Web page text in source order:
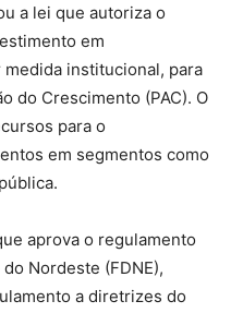
a lei que autoriza o
em
institucional, para
do Crescimento (PAC). O
para o
em segmentos como
aprova o regulamento
Nordeste (FDNE),
a diretrizes do